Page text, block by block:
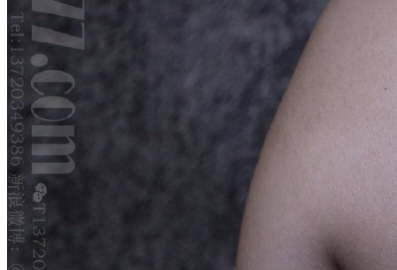
武汉老兵纹身微信
： 服务号：laobingwenshen 订阅号：laobing66666 打造国
文资讯！精美纹身图案及手稿 纹身作品 一站搞定！回复相
问千万素材的微官网，中国最强最全纹身图案尽在其中！